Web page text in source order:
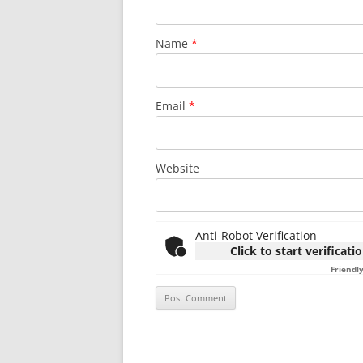
Name *
Email *
Website
Anti-Robot Verification
Click to start
Friendly